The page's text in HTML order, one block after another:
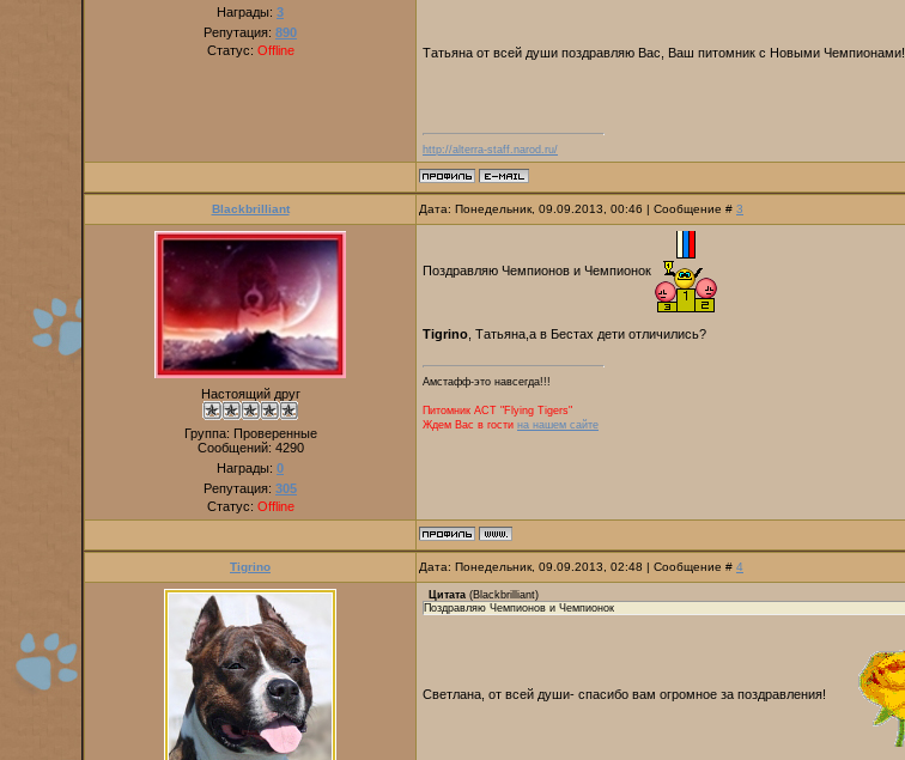
Награды: 3
Репутация: 890
Статус: Offline Татьяна от всей души поздравляю Вас, Ваш питомник с Новыми Чемпионами!
http://alterra-staff.narod.ru/
Blackbrilliant Дата: Понедельник, 09.09.2013, 00:46 | Сообщение # 3
Настоящий друг
Группа: Проверенные
Сообщений: 4290
Награды: 0
Репутация: 305
Статус: Offline
Поздравляю Чемпионов и Чемпионок
Tigrino , Татьяна,а в Бестах дети отличились?
Амстафф-это навсегда!!!
Питомник AСТ "Flying Tigers"
Ждем Вас в гости на нашем сайте
Tigrino Дата: Понедельник, 09.09.2013, 02:48 | Сообщение # 4
Цитата (Blackbrilliant)
Поздравляю Чемпионов и Чемпионок
Светлана, от всей души- спасибо вам огромное за поздравления!